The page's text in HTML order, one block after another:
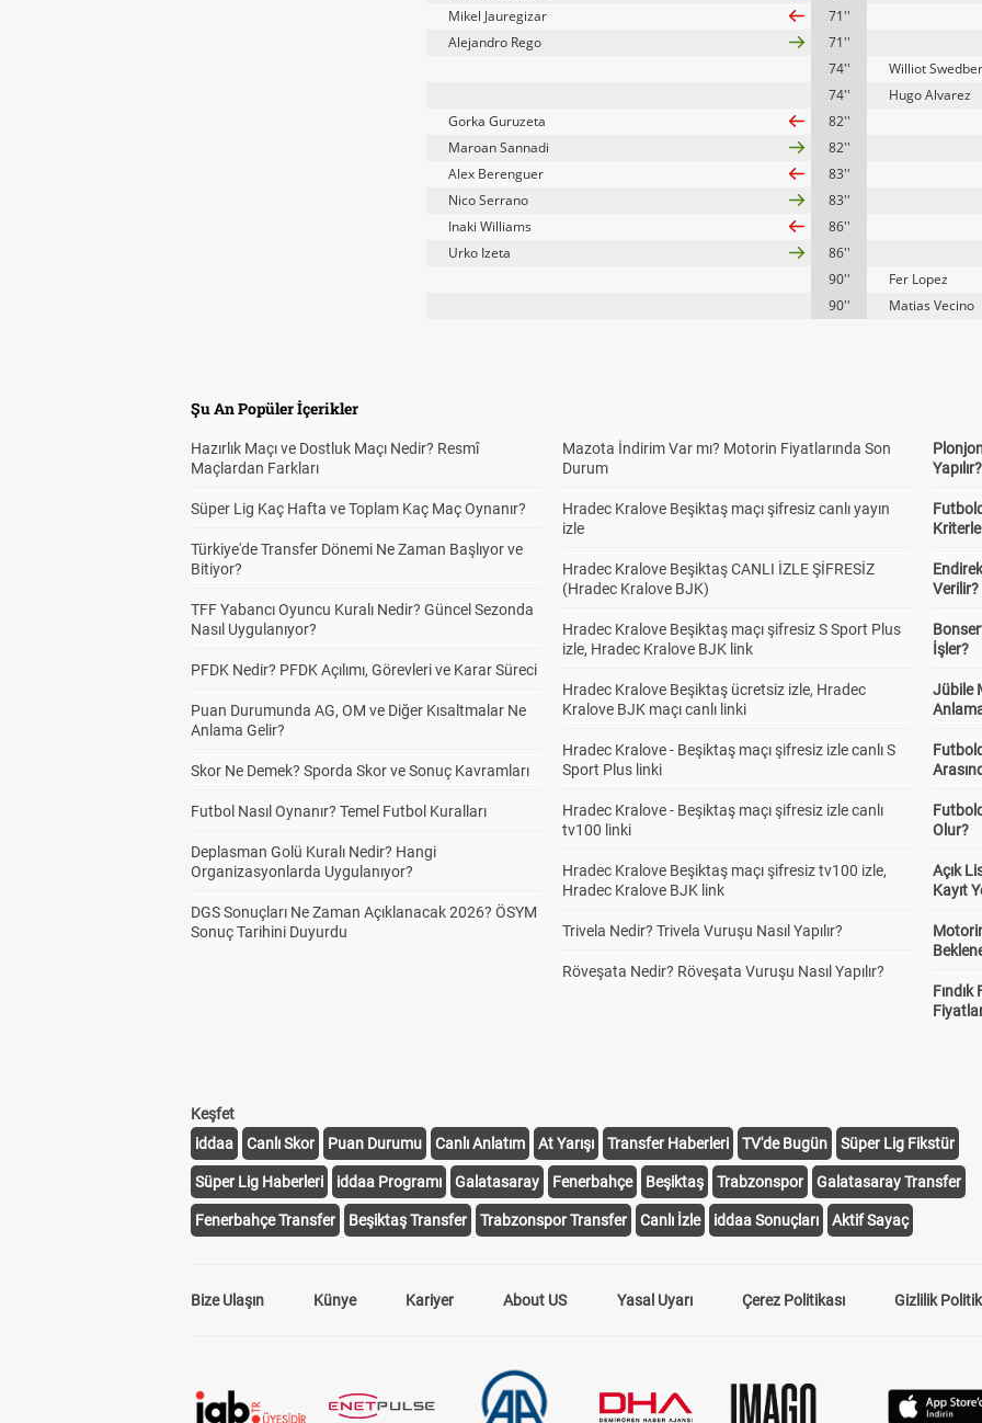
Mikel Jauregizar
71''
Alejandro Rego
71''
74''
Williot
74''
Hugo Alvarez
Gorka Guruzeta
82''
Maroan Sannadi
82''
Alex Berenguer
83''
Nico Serrano
83''
Inaki Williams
86''
Urko Izeta
86''
90''
Fer Lopez
90''
Matias Vecino
Şu An Popüler İçerikler
Hazırlık Maçı ve Dostluk Maçı Nedir? Resmî
Maçlardan Farkları
Süper Lig Kaç Hafta ve Toplam Kaç Maç Oynanır?
Türkiye'de Transfer Dönemi Ne Zaman Başlıyor ve
Bitiyor?
TFF Yabancı Oyuncu Kuralı Nedir? Güncel Sezonda
Nasıl Uygulanıyor?
PFDK Nedir? PFDK Açılımı, Görevleri ve Karar Süreci
Puan Durumunda AG, OM ve Diğer Kısaltmalar Ne
Anlama Gelir?
Skor Ne Demek? Sporda Skor ve Sonuç Kavramları
Futbol Nasıl Oynanır? Temel Futbol Kuralları
Deplasman Golü Kuralı Nedir? Hangi
Organizasyonlarda Uygulanıyor?
DGS Sonuçları Ne Zaman Açıklanacak 2026? ÖSYM
Sonuç Tarihini Duyurdu
Mazota İndirim Var mı? Motorin Fiyatlarında Son
Durum
Hradec Kralove Beşiktaş maçı şifresiz canlı yayın
izle
Hradec Kralove Beşiktaş CANLI İZLE ŞİFRESİZ
(Hradec Kralove BJK)
Hradec Kralove Beşiktaş maçı şifresiz S Sport Plus
izle, Hradec Kralove BJK link
Hradec Kralove Beşiktaş ücretsiz izle, Hradec
Kralove BJK maçı canlı linki
Hradec Kralove - Beşiktaş maçı şifresiz izle canlı S
Sport Plus linki
Hradec Kralove - Beşiktaş maçı şifresiz izle canlı
tv100 linki
Hradec Kralove Beşiktaş maçı şifresiz tv100 izle,
Hradec Kralove BJK link
Trivela Nedir? Trivela Vuruşu Nasıl Yapılır?
Röveşata Nedir? Röveşata Vuruşu Nasıl Yapılır?
Yapılır?
Verilir?
İşler?
Jübile
Olur?
Açık
Kayıt
Fındık
Keşfet
iddaa
Canlı Skor Puan Durumu Canlı Anlatım At Yarışı Transfer Haberleri TV'de Bugün Süper Lig Fikstür
Süper Lig Haberleri iddaa Programı Galatasaray Fenerbahçe Beşiktaş Trabzonspor Galatasaray Transfer
Fenerbahçe Transfer Beşiktaş Transfer Trabzonspor Transfer Canlı İzle iddaa Sonuçları Aktif Sayaç
Bize Ulaşın Künye Kariyer About US Yasal Uyarı Çerez Politikası Gizlilik